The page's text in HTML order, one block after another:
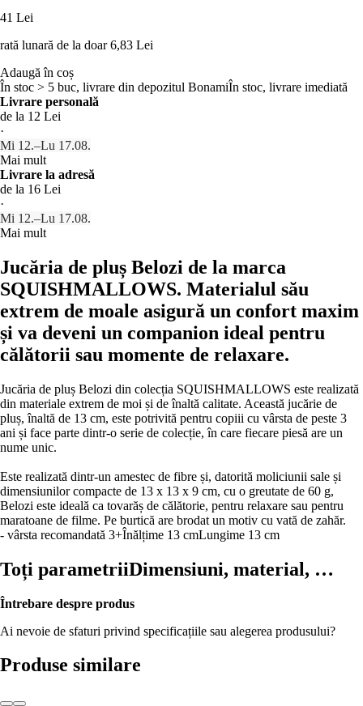
41 Lei
rată lunară de la doar 6,83 Lei
Adaugă în coș
În stoc > 5 buc, livrare din depozitul BonamiÎn stoc, livrare imediată
Livrare personală
de la 12 Lei
·
Mi 12.–Lu 17.08.
Mai mult
Livrare la adresă
de la 16 Lei
·
Mi 12.–Lu 17.08.
Mai mult
Jucăria de pluș Belozi de la marca
SQUISHMALLOWS. Materialul său
extrem de moale asigură un confort maxim
și va deveni un companion ideal pentru
călătorii sau momente de relaxare.
Jucăria de pluș Belozi din colecția SQUISHMALLOWS este realizată
din materiale extrem de moi și de înaltă calitate. Această jucărie de
pluș, înaltă de 13 cm, este potrivită pentru copiii cu vârsta de peste 3
ani și face parte dintr-o serie de colecție, în care fiecare piesă are un
nume unic.
Este realizată dintr-un amestec de fibre și, datorită moliciunii sale și
dimensiunilor compacte de 13 x 13 x 9 cm, cu o greutate de 60 g,
Belozi este ideală ca tovarăș de călătorie, pentru relaxare sau pentru
maratoane de filme. Pe burtică are brodat un motiv cu vată de zahăr.
- vârsta recomandată 3+Înălțime 13 cmLungime 13 cm
Toți parametriiDimensiuni, material, …
Întrebare despre produs
Ai nevoie de sfaturi privind specificațiile sau alegerea produsului?
Produse similare